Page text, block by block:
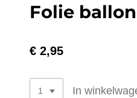
Folie
€ 2,95
In